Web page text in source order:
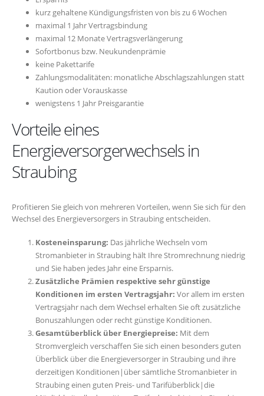
kurz gehaltene Kündigungsfristen von bis zu 6 Wochen
maximal 1 Jahr Vertragsbindung
maximal 12 Monate Vertragsverlängerung
Sofortbonus bzw. Neukundenprämie
keine Pakettarife
Zahlungsmodalitäten: monatliche Abschlagszahlungen statt
Kaution oder Vorauskasse
wenigstens 1 Jahr Preisgarantie
Vorteile eines
Energieversorgerwechsels in
Straubing
Profitieren Sie gleich von mehreren Vorteilen, wenn Sie sich für den
Wechsel des Energieversorgers in Straubing entscheiden.
Kosteneinsparung: Das jährliche Wechseln vom
Stromanbieter in Straubing hält Ihre Stromrechnung niedrig
und Sie haben jedes Jahr eine Ersparnis.
Zusätzliche Prämien respektive sehr günstige
Konditionen im ersten Vertragsjahr: Vor allem im ersten
Vertragsjahr nach dem Wechsel erhalten Sie oft zusätzliche
Bonuszahlungen oder recht günstige Konditionen.
Gesamtüberblick über Energiepreise: Mit dem
Stromvergleich verschaffen Sie sich einen besonders guten
Überblick über die Energieversorger in Straubing und ihre
derzeitigen Konditionen|über sämtliche Stromanbieter in
Straubing einen guten Preis- und Tarifüberblick|die